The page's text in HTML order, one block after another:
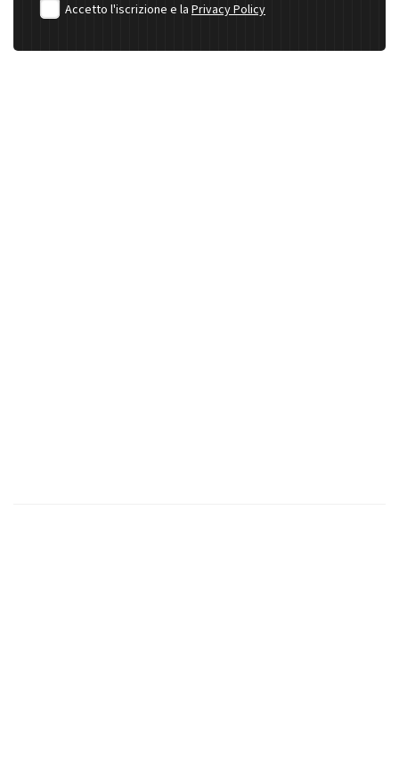
Accetto l'iscrizione e la Privacy Policy